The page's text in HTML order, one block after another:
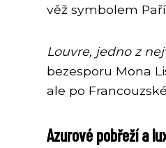
věž symbolem
Louvre, jedno z
bezesporu Mona
ale po
Azurové pobřeží a